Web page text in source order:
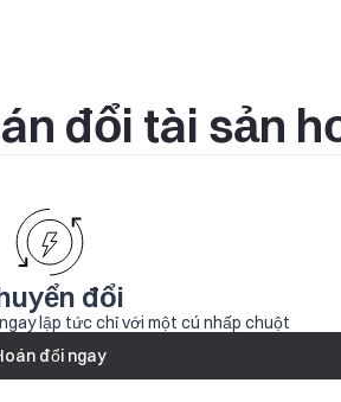
đổi tài sản
đổi
lập tức chỉ với một cú nhấp chuột
đổi ngay